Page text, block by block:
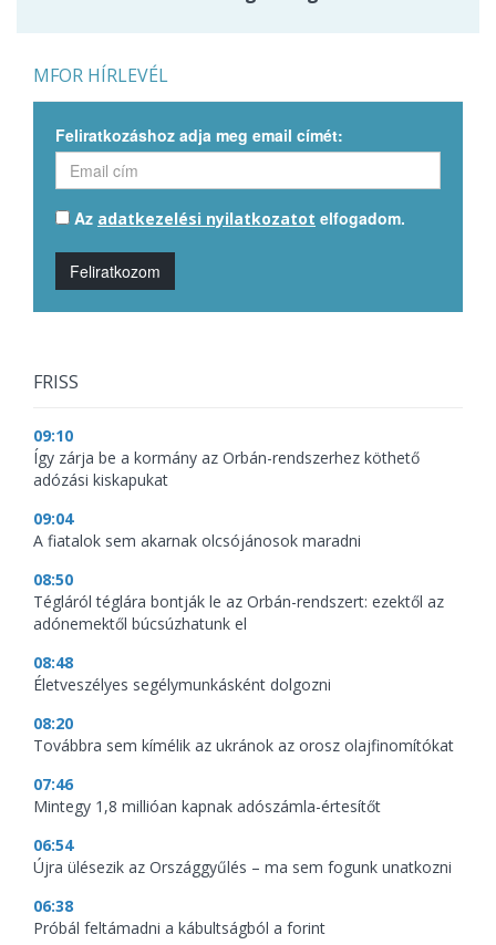
MFOR HÍRLEVÉL
Feliratkozáshoz adja meg email címét:
Az adatkezelési nyilatkozatot elfogadom.
Feliratkozom
FRISS
09:10
Így zárja be a kormány az Orbán-rendszerhez köthető
adózási kiskapukat
09:04
A fiatalok sem akarnak olcsójánosok maradni
08:50
Tégláról téglára bontják le az Orbán-rendszert: ezektől az
adónemektől búcsúzhatunk el
08:48
Életveszélyes segélymunkásként dolgozni
08:20
Továbbra sem kímélik az ukránok az orosz olajfinomítókat
07:46
Mintegy 1,8 millióan kapnak adószámla-értesítőt
06:54
Újra ülésezik az Országgyűlés – ma sem fogunk unatkozni
06:38
Próbál feltámadni a kábultságból a forint